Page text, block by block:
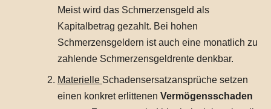
Meist wird das Schmerzensgeld als
Kapitalbetrag gezahlt. Bei hohen
Schmerzensgeldern ist auch eine monatlich zu
zahlende Schmerzensgeldrente denkbar.
Materielle Schadensersatzansprüche setzen
einen konkret erlittenen Vermögensschaden